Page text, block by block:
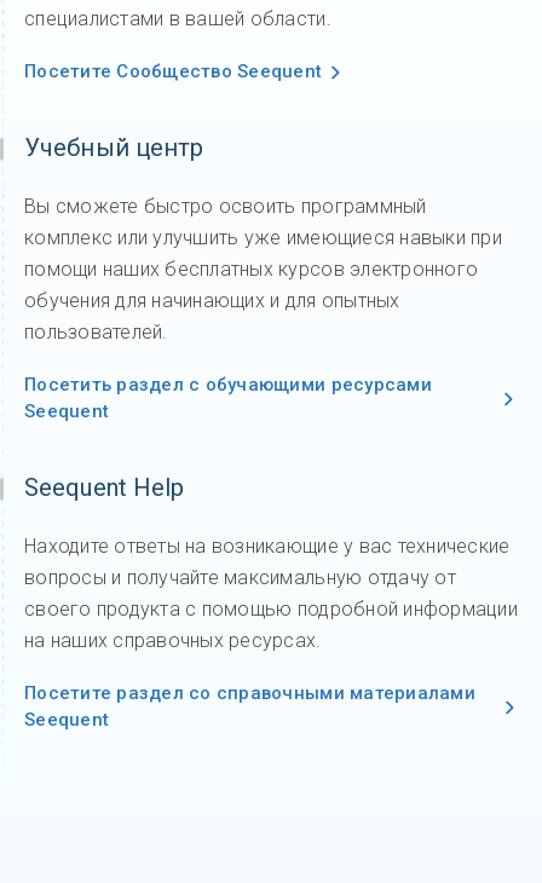
специалистами в вашей области.
Посетите Сообщество Seequent
Учебный центр
Вы сможете быстро освоить программный
комплекс или улучшить уже имеющиеся навыки при
помощи наших бесплатных курсов электронного
обучения для начинающих и для опытных
пользователей.
Посетить раздел с обучающими ресурсами
Seequent
Seequent Help
Находите ответы на возникающие у вас технические
вопросы и получайте максимальную отдачу от
своего продукта с помощью подробной информации
на наших справочных ресурсах.
Посетите раздел со справочными материалами
Seequent